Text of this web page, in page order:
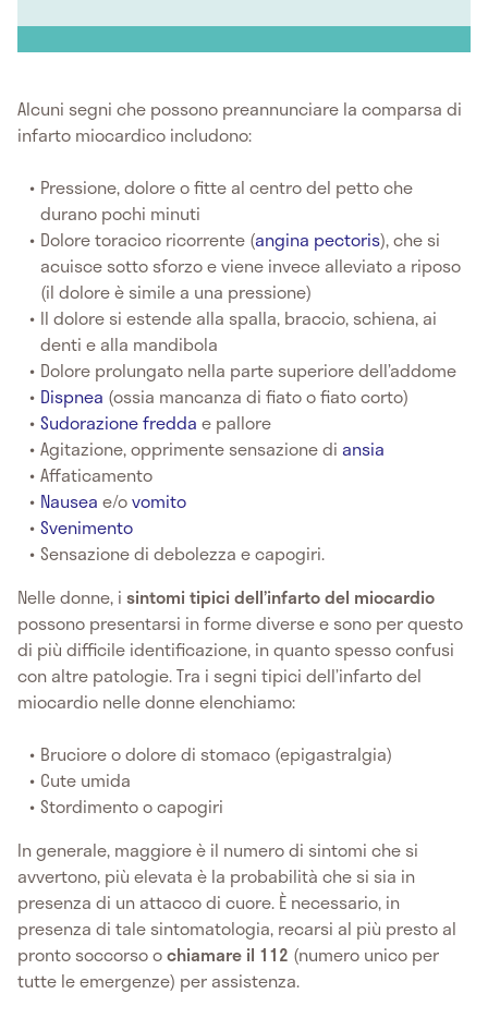
Alcuni segni che possono preannunciare la comparsa di
infarto miocardico includono:
Pressione, dolore o fitte al centro del petto che
durano pochi minuti
Dolore toracico ricorrente (angina pectoris), che si
acuisce sotto sforzo e viene invece alleviato a riposo
(il dolore è simile a una pressione)
Il dolore si estende alla spalla, braccio, schiena, ai
denti e alla mandibola
Dolore prolungato nella parte superiore dell’addome
Dispnea (ossia mancanza di fiato o fiato corto)
Sudorazione freddae pallore
Agitazione, opprimente sensazione diansia
Affaticamento
Nauseae/ovomito
Svenimento
Sensazione di debolezza e capogiri.
Nelle donne, i sintomi tipici dell’infarto del miocardio
possono presentarsi in forme diverse e sono per questo
di più difficile identificazione, in quanto spesso confusi
con altre patologie. Tra i segni tipici dell’infarto del
miocardio nelle donne elenchiamo:
Bruciore o dolore di stomaco (epigastralgia)
Cute umida
Stordimento o capogiri
In generale, maggiore è il numero di sintomi che si
avvertono, più elevata è la probabilità che si sia in
presenza di un attacco di cuore. È necessario, in
presenza di tale sintomatologia, recarsi al più presto al
pronto soccorso ochiamare il 112 (numero unico per
tutte le emergenze) per assistenza.